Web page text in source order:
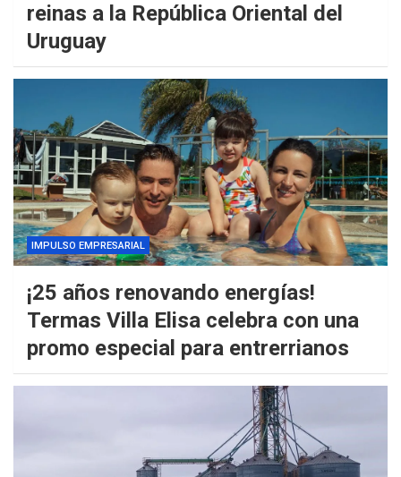
reinas a la República Oriental del
Uruguay
IMPULSO EMPRESARIAL
¡25 años renovando energías!
Termas Villa Elisa celebra con una
promo especial para entrerrianos